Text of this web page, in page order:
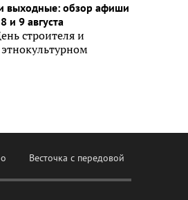
выходные: обзор афиши
и 9 августа
строителя и
этнокультурном
Весточка с передовой